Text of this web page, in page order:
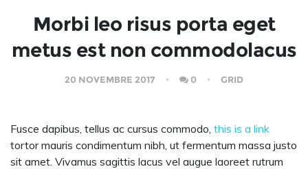
Morbi leo risus porta eget
metus est non commodolacus
20 NOVEMBRE 2017 0 GRID
Fusce dapibus, tellus ac cursus commodo, this is a link
tortor mauris condimentum nibh, ut fermentum massa justo
sit amet. Vivamus sagittis lacus vel augue laoreet rutrum